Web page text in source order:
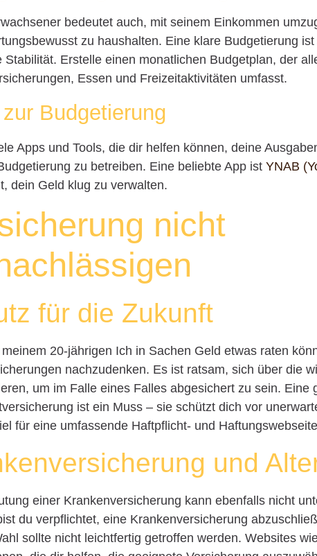
bedeutet auch, mit seinem Einkommen
zu haushalten. Eine klare Budgetierung
Stabilität. Erstelle einen monatlichen Budgetplan, der
Essen und Freizeitaktivitäten umfasst.
Budgetierung
Apps und Tools, die dir helfen können, deine
zu betreiben. Eine beliebte App istYNAB
dein Geld klug zu verwalten.
nicht
für die Zukunft
20-jährigen Ich in Sachen Geld etwas raten
nachzudenken. Es ist ratsam, sich über die
um im Falle eines Falles abgesichert zu sein. Eine
ist ein Muss – sie schützt dich vor
für eine umfassende Haftpflicht- und
und
einer Krankenversicherung kann ebenfalls nicht
du verpflichtet, eine Krankenversicherung
sollte nicht leichtfertig getroffen werden. Websites